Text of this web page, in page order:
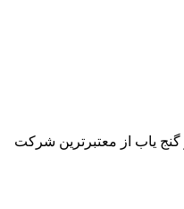
یاب از معتبرترین شرکت